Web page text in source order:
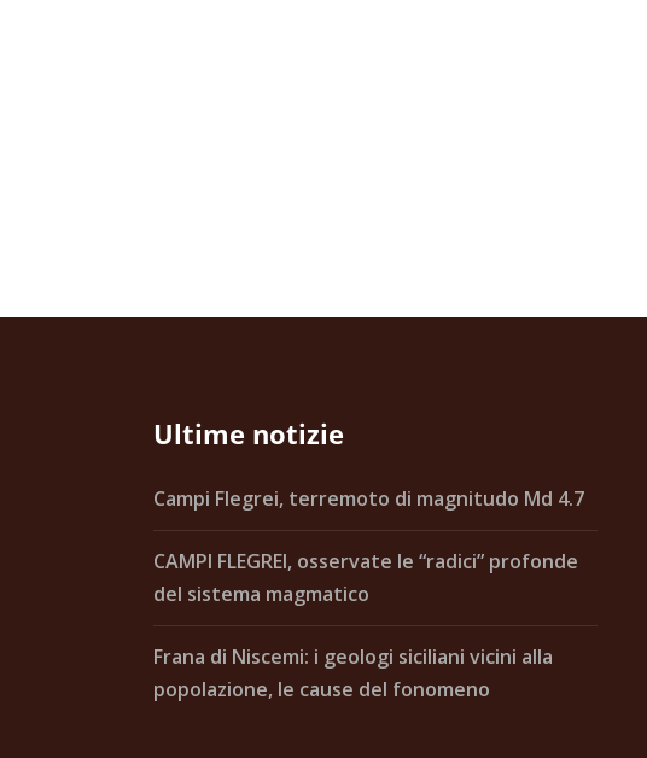
Ultime notizie
Campi Flegrei, terremoto di magnitudo Md 4.7
CAMPI FLEGREI, osservate le “radici” profonde
del sistema magmatico
Frana di Niscemi: i geologi siciliani vicini alla
popolazione, le cause del fonomeno